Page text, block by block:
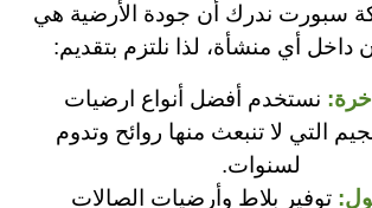
سبورت ندرك أن جودة الأرضية هي
داخل أي منشأة، لذا نلتزم بتقديم:
نستخدم أفضل أنواع ارضيات
التي لا تنبعث منها روائح وتدوم
لسنوات.
توفير بلاط وأرضيات الصالات